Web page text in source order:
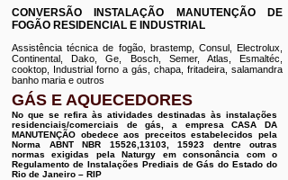
CONVERSÃO INSTALAÇÃO MANUTENÇÃO DE
FOGÃO RESIDENCIAL E INDUSTRIAL
Assistência técnica de fogão, brastemp, Consul, Electrolux,
Continental, Dako, Ge, Bosch, Semer, Atlas, Esmaltéc,
cooktop, Industrial forno a gás, chapa, fritadeira, salamandra
banho maria e outros
GÁS E AQUECEDORES
No que se refira às atividades destinadas às instalações
residenciais/comerciais de gás, a empresa CASA DA
MANUTENÇÃO obedece aos preceitos estabelecidos pela
Norma ABNT NBR 15526,13103, 15923 dentre outras
normas exigidas pela Naturgy em consonância com o
Regulamento de Instalações Prediais de Gás do Estado do
Rio de Janeiro – RIP